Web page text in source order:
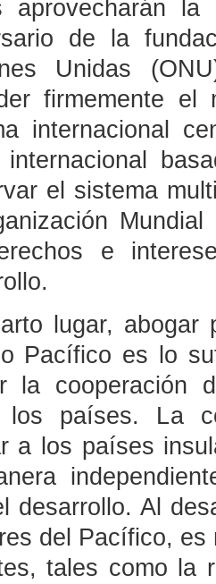
aprovecharán la
de la
Unidas
firmemente el
internacional
internacional
el sistema
e
lugar,
Pacífico es lo
la cooperación
los países. La
a los países
desarrollo. Al
del Pacífico, es
tales como la